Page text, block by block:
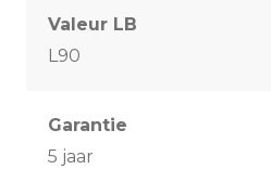
Valeur LB
L90
Garantie
5 jaar